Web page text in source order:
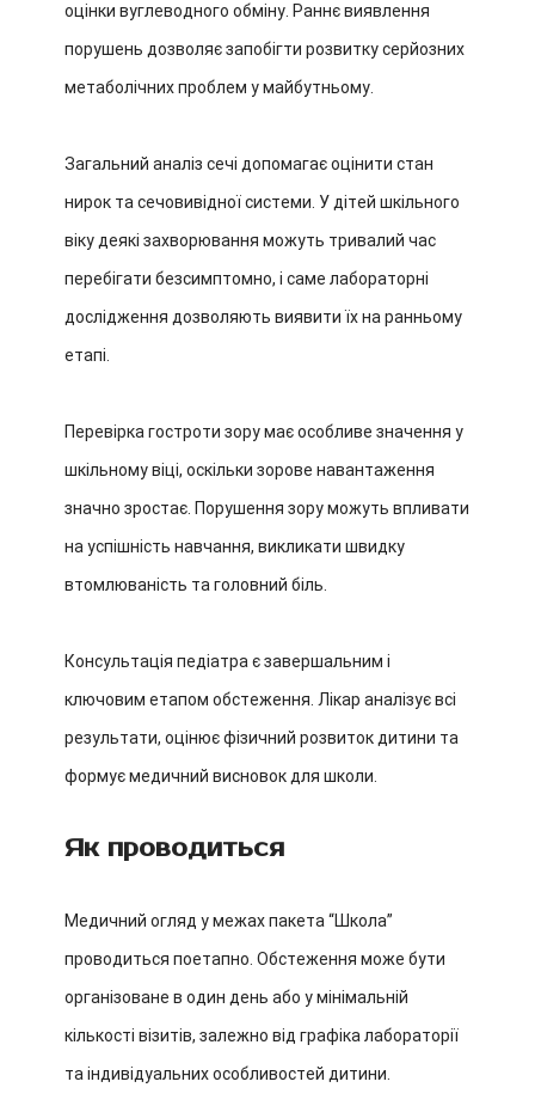
оцінки вуглеводного обміну. Раннє виявлення
порушень дозволяє запобігти розвитку серйозних
метаболічних проблем у майбутньому.
Загальний аналіз сечі допомагає оцінити стан
нирок та сечовивідної системи. У дітей шкільного
віку деякі захворювання можуть тривалий час
перебігати безсимптомно, і саме лабораторні
дослідження дозволяють виявити їх на ранньому
етапі.
Перевірка гостроти зору має особливе значення у
шкільному віці, оскільки зорове навантаження
значно зростає. Порушення зору можуть впливати
на успішність навчання, викликати швидку
втомлюваність та головний біль.
Консультація педіатра є завершальним і
ключовим етапом обстеження. Лікар аналізує всі
результати, оцінює фізичний розвиток дитини та
формує медичний висновок для школи.
Як проводиться
Медичний огляд у межах пакета “Школа”
проводиться поетапно. Обстеження може бути
організоване в один день або у мінімальній
кількості візитів, залежно від графіка лабораторії
та індивідуальних особливостей дитини.